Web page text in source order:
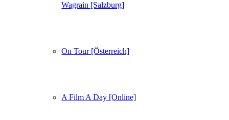
Wagrain [Salzburg]
On Tour [Österreich]
A Film A Day [Online]